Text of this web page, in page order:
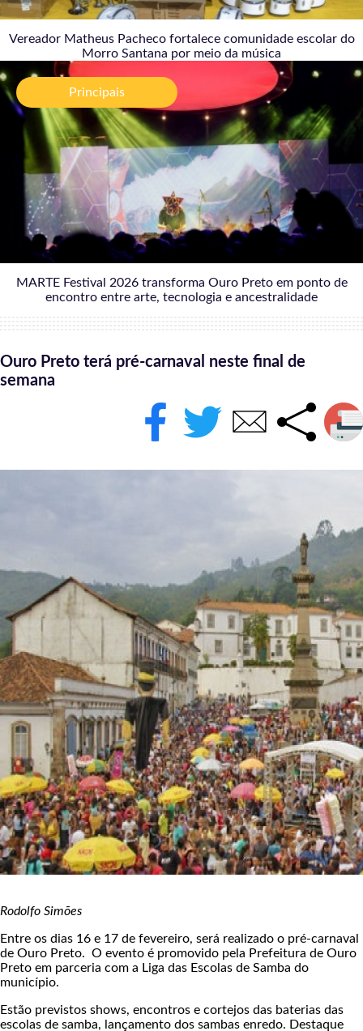
Vereador Matheus Pacheco fortalece comunidade escolar do
Morro Santana por meio da música
Principais
MARTE Festival 2026 transforma Ouro Preto em
ponto de encontro entre arte, tecnologia e
ancestralidade
31/07/2026
MARTE Festival 2026 transforma Ouro Preto em ponto de
encontro entre arte, tecnologia e ancestralidade
Ouro Preto terá pré-carnaval neste final de
semana
Rodolfo Simões
Entre os dias 16 e 17 de fevereiro, será realizado o pré-carnaval
de Ouro Preto. O evento é promovido pela Prefeitura de Ouro
Preto em parceria com a Liga das Escolas de Samba do
município.
Estão previstos shows, encontros e cortejos das baterias das
escolas de samba, lançamento dos sambas enredo. Destaque